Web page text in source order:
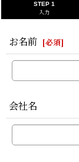
STEP 1
入力
お名前 [必須]
会社名